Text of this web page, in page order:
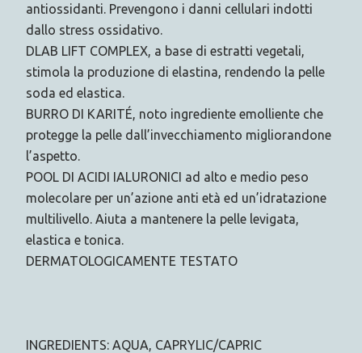
antiossidanti. Prevengono i danni cellulari indotti
dallo stress ossidativo.
DLAB LIFT COMPLEX, a base di estratti vegetali,
stimola la produzione di elastina, rendendo la pelle
soda ed elastica.
BURRO DI KARITÉ, noto ingrediente emolliente che
protegge la pelle dall’invecchiamento migliorandone
l’aspetto.
POOL DI ACIDI IALURONICI ad alto e medio peso
molecolare per un’azione anti età ed un’idratazione
multilivello. Aiuta a mantenere la pelle levigata,
elastica e tonica.
DERMATOLOGICAMENTE TESTATO
INGREDIENTS: AQUA, CAPRYLIC/CAPRIC